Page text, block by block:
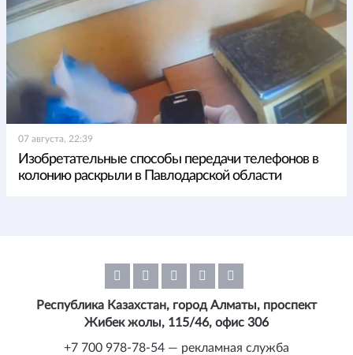
07 августа, 22:39
Изобретательные способы передачи телефонов в
колонию раскрыли в Павлодарской области
Республика Казахстан, город Алматы, проспект
Жибек жолы, 115/46, офис 306
+7 700 978-78-54 — рекламная служба